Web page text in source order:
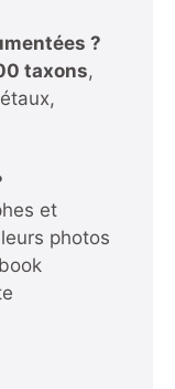
?
taxons,
et
photos